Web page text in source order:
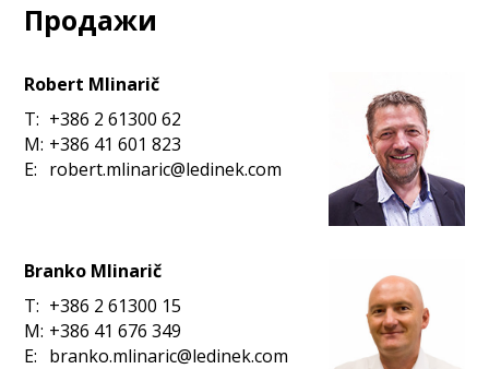
Продажи
Robert Mlinarič
T: +386 2 61300 62
M: +386 41 601 823
E: robert.mlinaric@ledinek.com
Branko Mlinarič
T: +386 2 61300 15
M: +386 41 676 349
E: branko.mlinaric@ledinek.com